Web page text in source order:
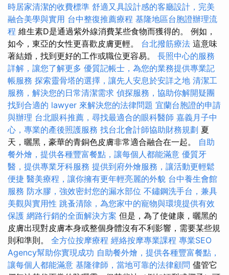
時居家清潔的收費標準 舒適又具設計感的客廳設計，完美
融合美學與實用 台中整復推薦療程 基隆地區台胞證辦理流
程 維生素D是通過紫外線消費某些食物而獲得的。 例如，
如今，東亞的女性更喜歡皮膚更輕。 台北撥筋療法 這意味
著結婚，找到更好的工作或職位更容易。 長照中心的服務
詳解，讓您了解更多 優質記帳士，為您的業務提供專業記
帳服務 探索靈骨塔的選擇，讓先人安息於安詳之地 清潔工
服務，解決您的日常清潔需求 偵探服務，協助你解開疑團
找到合適的 lawyer 來解決您的法律問題 宜蘭台胞證的申請
與辦理 台北眼科推薦，尋找最適合的眼科醫師 嘉義月子中
心，專業的產後照護服務 找台北會計師協助財務規劃 夏
天，曬黑，豪華的青銅色皮膚非常適合融合在一起。 自助
餐外燴，提供各種豐富餐點，讓每個人都能滿意 優質牙
醫，提供專業牙科服務 提供到府外燴服務，讓活動更輕鬆
便捷 醫美療程，讓你擁有更年輕亮麗的外貌 台中養生會館
服務 防水膠，強效密封您的漏水部位 不鏽鋼洗手台，兼具
美觀與實用性 跳蚤清除，為您家中的寵物與環境提供有效
保護 網路行銷的全面解決方案 但是，為了使健康，曬黑的
皮膚出現對皮膚本身或整個身體沒有不利影響，需要某些規
則和準則。 全方位按摩療程 經絡按摩專業課程 專業SEO
Agency幫助你實現成功 自助餐外燴，提供各種豐富餐點，
讓每個人都能滿意 基隆律師，當地可靠的法律顧問 儘管它